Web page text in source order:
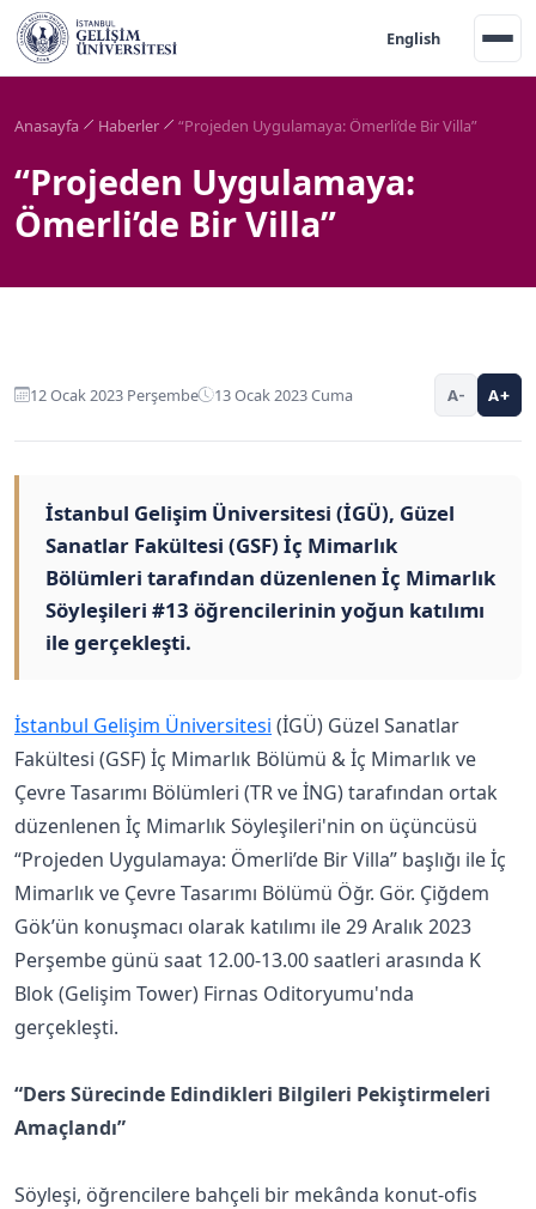
English
Anasayfa Haberler “Projeden Uygulamaya: Ömerli’de Bir Villa”
“Projeden Uygulamaya:
Ömerli’de Bir Villa”
12 Ocak 2023 Perşembe 13 Ocak 2023 Cuma A- A+
İstanbul Gelişim Üniversitesi (İGÜ), Güzel
Sanatlar Fakültesi (GSF) İç Mimarlık
Bölümleri tarafından düzenlenen İç Mimarlık
Söyleşileri #13 öğrencilerinin yoğun katılımı
ile gerçekleşti.
İstanbul Gelişim Üniversitesi (İGÜ) Güzel Sanatlar
Fakültesi (GSF) İç Mimarlık Bölümü & İç Mimarlık ve
Çevre Tasarımı Bölümleri (TR ve İNG) tarafından ortak
düzenlenen İç Mimarlık Söyleşileri'nin on üçüncüsü
“Projeden Uygulamaya: Ömerli’de Bir Villa” başlığı ile İç
Mimarlık ve Çevre Tasarımı Bölümü Öğr. Gör. Çiğdem
Gök’ün konuşmacı olarak katılımı ile 29 Aralık 2023
Perşembe günü saat 12.00-13.00 saatleri arasında K
Blok (Gelişim Tower) Firnas Oditoryumu'nda
gerçekleşti.
“Ders Sürecinde Edindikleri Bilgileri Pekiştirmeleri
Amaçlandı”
Söyleşi, öğrencilere bahçeli bir mekânda konut-ofis